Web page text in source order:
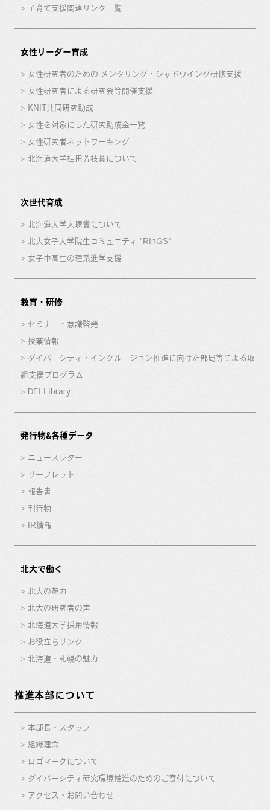
子育て支援関連リンク一覧
女性リーダー育成
女性研究者のための メンタリング・シャドウイング研修支援
女性研究者による研究会等開催支援
KNIT共同研究助成
女性を対象にした研究助成金一覧
女性研究者ネットワーキング
北海道大学桂田芳枝賞について
次世代育成
北海道大学大塚賞について
北大女子大学院生コミュニティ “RinGS”
女子中高生の理系進学支援
教育・研修
セミナー・意識啓発
授業情報
ダイバーシティ・インクルージョン推進に向けた部局等による取
組支援プログラム
DEI Library
発行物&各種データ
ニュースレター
リーフレット
報告書
刊行物
IR情報
北大で働く
北大の魅力
北大の研究者の声
北海道大学採用情報
お役立ちリンク
北海道・札幌の魅力
推進本部について
本部長・スタッフ
組織理念
ロゴマークについて
ダイバーシティ研究環境推進のためのご寄付について
アクセス・お問い合わせ